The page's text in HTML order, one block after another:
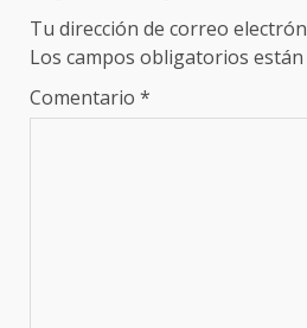
Tu dirección de correo
Los campos obligatorios
Comentario *